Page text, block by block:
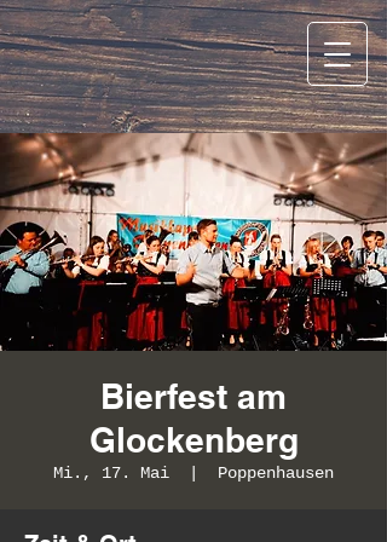
Bierfest am
Glockenberg
Mi., 17. Mai Poppenhausen